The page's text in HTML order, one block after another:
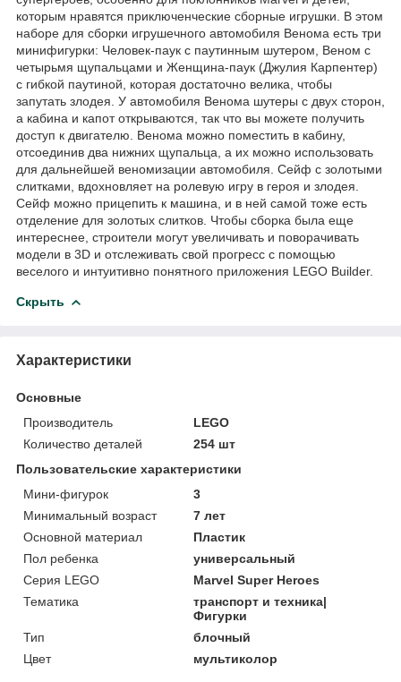
которым нравятся приключенческие сборные игрушки. В этом
наборе для сборки игрушечного автомобиля Венома есть три
минифигурки: Человек-паук с паутинным шутером, Веном с
четырьмя щупальцами и Женщина-паук (Джулия Карпентер)
с гибкой паутиной, которая достаточно велика, чтобы
запутать злодея. У автомобиля Венома шутеры с двух сторон,
а кабина и капот открываются, так что вы можете получить
доступ к двигателю. Венома можно поместить в кабину,
отсоединив два нижних щупальца, а их можно использовать
для дальнейшей веномизации автомобиля. Сейф с золотыми
слитками, вдохновляет на ролевую игру в героя и злодея.
Сейф можно прицепить к машина, и в ней самой тоже есть
отделение для золотых слитков. Чтобы сборка была еще
интереснее, строители могут увеличивать и поворачивать
модели в 3D и отслеживать свой прогресс с помощью
веселого и интуитивно понятного приложения LEGO Builder.
Скрыть
Характеристики
Основные
Производитель
LEGO
Количество деталей
254 шт
Пользовательские характеристики
Мини-фигурок
3
Минимальный возраст
7 лет
Основной материал
Пластик
Пол ребенка
универсальный
Серия LEGO
Marvel Super Heroes
Тематика
транспорт и техника|
Фигурки
Тип
блочный
Цвет
мультиколор